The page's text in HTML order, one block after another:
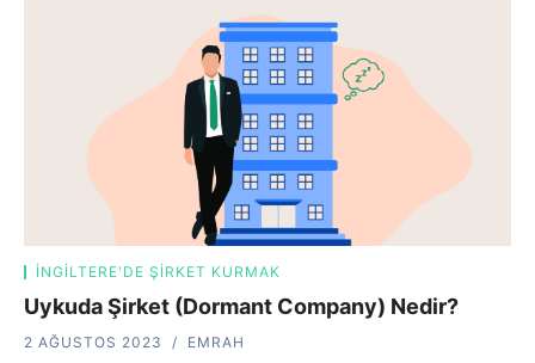
İNGILTERE'DE ŞIRKET KURMAK
Uykuda Şirket (Dormant Company) Nedir?
2 AĞUSTOS 2023 EMRAH